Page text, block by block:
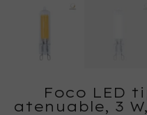
Foco LED
atenuable, 3